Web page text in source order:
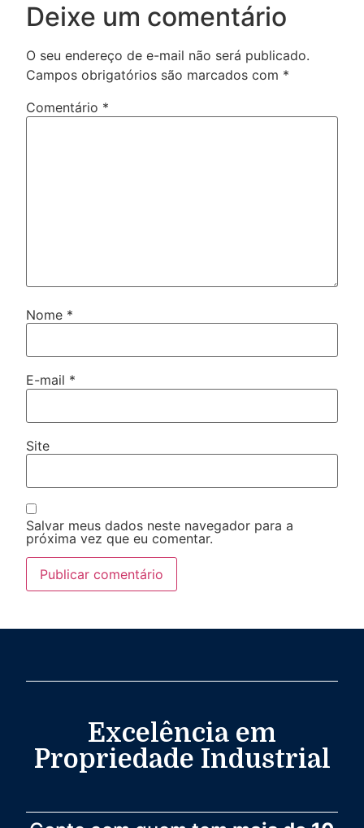
Deixe um comentário
O seu endereço de e-mail não será publicado.
Campos obrigatórios são marcados com *
Comentário *
Nome *
E-mail *
Site
Salvar meus dados neste navegador para a
próxima vez que eu comentar.
Excelência em
Propriedade Industrial